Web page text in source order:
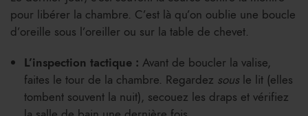
pour libérer la chambre. C’est là qu’on oublie une boucle
d’oreille sous l’oreiller ou sur la table de chevet.
L’inspection tactique : Avant de boucler la valise,
faites le tour de la chambre. Regardez sousle lit (elles
tombent souvent la nuit), secouez les draps et vérifiez